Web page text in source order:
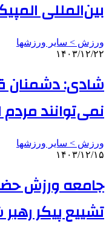
بین‌المللی
ورزش > سایر ورزشها
۱۴۰۳/۱۲/۲۲
شادی: دشمنان
نمی‌توانند مردم
ورزش > سایر ورزشها
۱۴۰۳/۱۲/۱۵
جامعه ورزش
تشییع پیکر